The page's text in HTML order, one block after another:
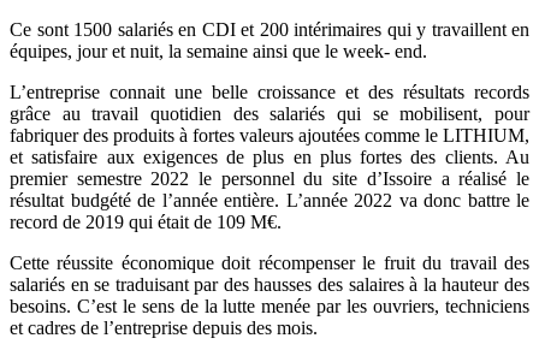
Ce sont 1500 salariés en CDI et 200 intérimaires qui y travaillent en
équipes, jour et nuit, la semaine ainsi que le week- end.
L’entreprise connait une belle croissance et des résultats records
grâce au travail quotidien des salariés qui se mobilisent, pour
fabriquer des produits à fortes valeurs ajoutées comme le LITHIUM,
et satisfaire aux exigences de plus en plus fortes des clients. Au
premier semestre 2022 le personnel du site d’Issoire a réalisé le
résultat budgété de l’année entière. L’année 2022 va donc battre le
record de 2019 qui était de 109 M€.
Cette réussite économique doit récompenser le fruit du travail des
salariés en se traduisant par des hausses des salaires à la hauteur des
besoins. C’est le sens de la lutte menée par les ouvriers, techniciens
et cadres de l’entreprise depuis des mois.